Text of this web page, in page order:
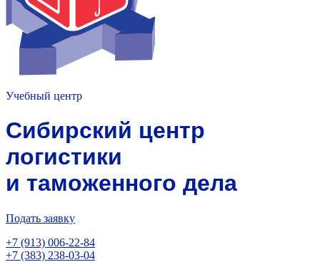
Учебный центр
Сибирский центр
логистики
и таможенного дела
Подать заявку
+7 (913) 006-22-84
+7 (383) 238-03-04